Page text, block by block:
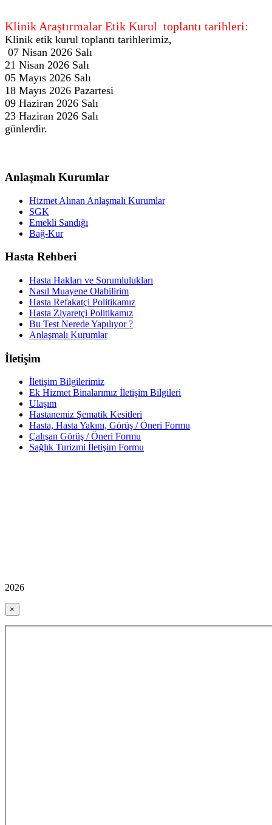
Klinik Araştırmalar Etik Kurul toplantı tarihleri:
Klinik etik kurul toplantı tarihlerimiz,
07 Nisan 2026 Salı
21 Nisan 2026 Salı
05 Mayıs 2026 Salı
18 Mayıs 2026 Pazartesi
09 Haziran 2026 Salı
23 Haziran 2026 Salı
günlerdir.
Anlaşmalı Kurumlar
Hizmet Alınan Anlaşmalı Kurumlar
SGK
Emekli Sandığı
Bağ-Kur
Hasta Rehberi
Hasta Hakları ve Sorumlulukları
Nasıl Muayene Olabilirim
Hasta Refakatçi Politikamız
Hasta Ziyaretçi Politikamız
Bu Test Nerede Yapılıyor ?
Anlaşmalı Kurumlar
İletişim
İletişim Bilgilerimiz
Ek Hizmet Binalarımız İletişim Bilgileri
Ulaşım
Hastanemiz Şematik Kesitleri
Hasta, Hasta Yakını, Görüş / Öneri Formu
Çalışan Görüş / Öneri Formu
Sağlık Turizmi İletişim Formu
2026
×